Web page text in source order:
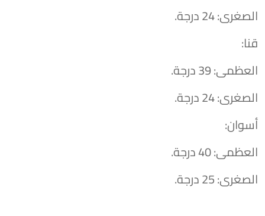
​الصغرى: 24 درجة.
​قنا:
​العظمى: 39 درجة.
​الصغرى: 24 درجة.
​أسوان:
​العظمى: 40 درجة.
​الصغرى: 25 درجة.